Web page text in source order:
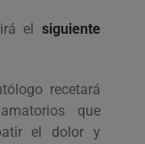
el siguiente
recetará
que
el dolor y